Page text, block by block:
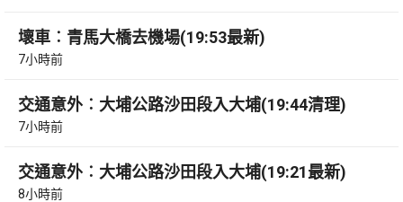
壞車︰青馬大橋去機場(19:53最新)
7小時前
交通意外︰大埔公路沙田段入大埔(19:44清理)
7小時前
交通意外︰大埔公路沙田段入大埔(19:21最新)
8小時前